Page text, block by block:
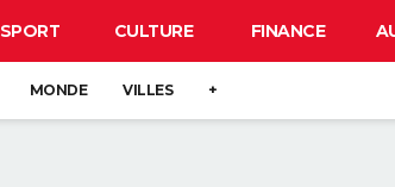
SPORT CULTURE FINANCE
MONDE VILLES +